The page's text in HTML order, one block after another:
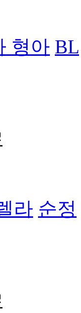
형아 BL
라 순정